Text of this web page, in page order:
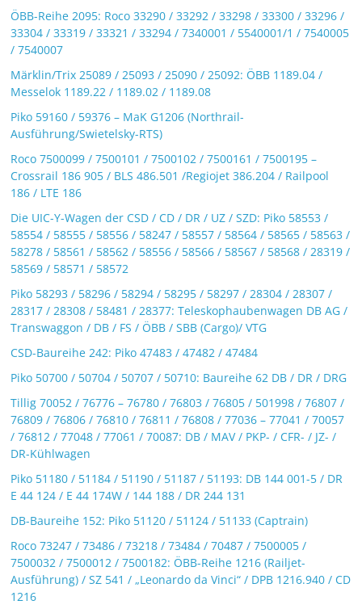
ÖBB-Reihe 2095: Roco 33290 / 33292 / 33298 / 33300 / 33296 /
33304 / 33319 / 33321 / 33294 / 7340001 / 5540001/1 / 7540005
/ 7540007
Märklin/Trix 25089 / 25093 / 25090 / 25092: ÖBB 1189.04 /
Messelok 1189.22 / 1189.02 / 1189.08
Piko 59160 / 59376 – MaK G1206 (Northrail-
Ausführung/Swietelsky-RTS)
Roco 7500099 / 7500101 / 7500102 / 7500161 / 7500195 –
Crossrail 186 905 / BLS 486.501 /Regiojet 386.204 / Railpool
186 / LTE 186
Die UIC-Y-Wagen der CSD / CD / DR / UZ / SZD: Piko 58553 /
58554 / 58555 / 58556 / 58247 / 58557 / 58564 / 58565 / 58563 /
58278 / 58561 / 58562 / 58556 / 58566 / 58567 / 58568 / 28319 /
58569 / 58571 / 58572
Piko 58293 / 58296 / 58294 / 58295 / 58297 / 28304 / 28307 /
28317 / 28308 / 58481 / 28377: Teleskophaubenwagen DB AG /
Transwaggon / DB / FS / ÖBB / SBB (Cargo)/ VTG
CSD-Baureihe 242: Piko 47483 / 47482 / 47484
Piko 50700 / 50704 / 50707 / 50710: Baureihe 62 DB / DR / DRG
Tillig 70052 / 76776 – 76780 / 76803 / 76805 / 501998 / 76807 /
76809 / 76806 / 76810 / 76811 / 76808 / 77036 – 77041 / 70057
/ 76812 / 77048 / 77061 / 70087: DB / MAV / PKP- / CFR- / JZ- /
DR-Kühlwagen
Piko 51180 / 51184 / 51190 / 51187 / 51193: DB 144 001-5 / DR
E 44 124 / E 44 174W / 144 188 / DR 244 131
DB-Baureihe 152: Piko 51120 / 51124 / 51133 (Captrain)
Roco 73247 / 73486 / 73218 / 73484 / 70487 / 7500005 /
7500032 / 7500012 / 7500182: ÖBB-Reihe 1216 (Railjet-
Ausführung) / SZ 541 / „Leonardo da Vinci“ / DPB 1216.940 / CD
1216